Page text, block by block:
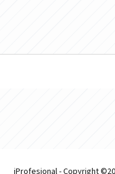
iProfesional - Copyright